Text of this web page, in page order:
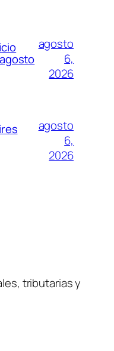
agosto
6,
2026
agosto
6,
2026
tributarias y